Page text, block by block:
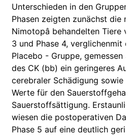
Unterschieden in den Gruppen
Phasen zeigten zunächst die
Nimotopâ behandelten Tiere
3 und Phase 4, verglichenmit
Placebo - Gruppe, gemessen
des CK (bb) ein geringeres
cerebraler Schädigung sowie
Werte für den
Sauerstoffsättigung.
wiesen die postoperativen
Phase 5 auf eine deutlich